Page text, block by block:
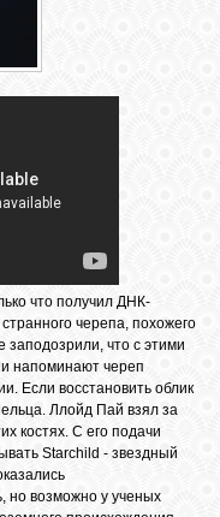
что получил ДНК-
черепа, похожего
заподозрили, что с этими
напоминают череп
Если восстановить облик
Ллойд Пай взял за
костях. С его подачи
Starchild - звездный
но возможно у ученых